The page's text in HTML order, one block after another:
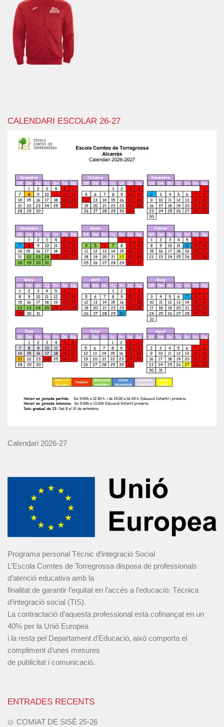
CALENDARI ESCOLAR 26-27
Calendari 2026-27
Programa personal Tècnic d’integració Social
L’Escola Comtes de Torregrossa disposa de professionals
d’atenció educativa amb la
finalitat de garantir l’equitat en l’accés a l’educació: Tècnica
d’integració social (TIS).
La contractació d’aquesta professional està cofinançat en un
40% per la Unió Europea
i la resta pel Departament d’Educació, això comporta el
compliment d’unes mesures
de publicitat i comunicació.
ENTRADES RECENTS
COMIAT DE SISÈ 25-26